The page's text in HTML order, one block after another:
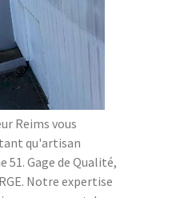
Reims vous
qu'artisan
51. Gage de Qualité,
Notre expertise